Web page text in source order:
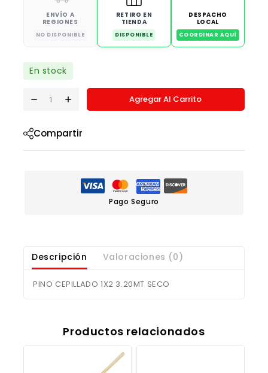
ENVÍO A
REGIONES
NO DISPONIBLE
RETIRO EN
TIENDA
DISPONIBLE
DESPACHO
LOCAL
COORDINAR AQUÍ
En stock
Agregar Al Carrito
Compartir
Pago Seguro
Descripción Valoraciones (0)
PINO CEPILLADO 1X2 3.20MT SECO
Productos relacionados